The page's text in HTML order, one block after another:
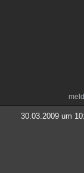
30.03.2009 um